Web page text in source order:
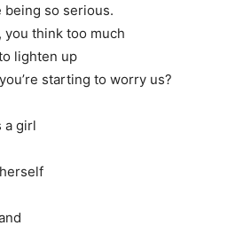
being so serious.
you think too much
lighten up
starting to worry us?
a girl